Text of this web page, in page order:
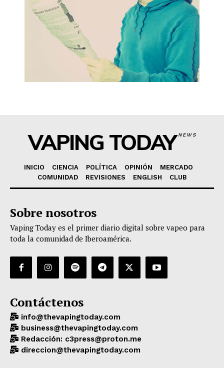
VAPING TODAYNEWS
INICIO CIENCIA POLÍTICA OPINIÓN
MERCADO
COMUNIDAD
REVISIONES ENGLISH CLUB
Sobre nosotros
Vaping Today es el primer diario digital sobre vapeo para
toda la comunidad de Iberoamérica.
Contáctenos
info@thevapingtoday.com
business@thevapingtoday.com
Redacción: c3press@proton.me
direccion@thevapingtoday.com